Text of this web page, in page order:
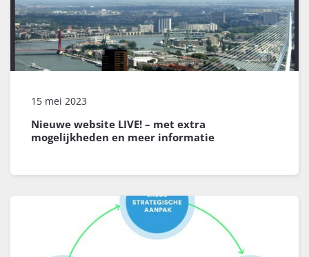
Nieuwe website LIVE! – met extra
mogelijkheden en meer informatie
15 mei 2023